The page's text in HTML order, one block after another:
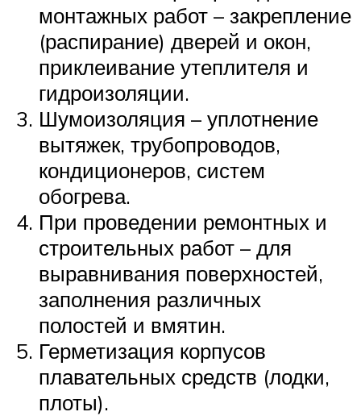
монтажных работ – закрепление
(распирание) дверей и окон,
приклеивание утеплителя и
гидроизоляции.
Шумоизоляция – уплотнение
вытяжек, трубопроводов,
кондиционеров, систем
обогрева.
При проведении ремонтных и
строительных работ – для
выравнивания поверхностей,
заполнения различных
полостей и вмятин.
Герметизация корпусов
плавательных средств (лодки,
плоты).